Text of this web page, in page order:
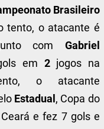
Brasileiro
tento, o atacante é
com Gabriel
em 2 jogos na
o atacante
Estadual , Copa do
e fez 7 gols e